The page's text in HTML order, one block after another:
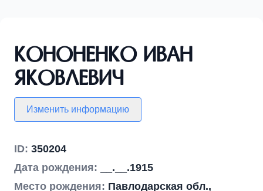
Кононенко Иван
Яковлевич
Изменить информацию
ID: 350204
Дата рождения:
__.__.1915
Место рождения: Павлодарская обл.,